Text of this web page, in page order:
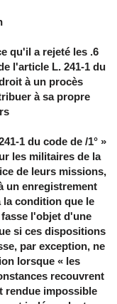
qu'il a rejeté les
l'article L. 241-1 du
à un procès
à sa propre
:
241-1 du code de
les militaires de la
de leurs missions,
un enregistrement
condition que le
l'objet d'une
si ces dispositions
par exception, ne
lorsque « les
recouvrent
rendue impossible